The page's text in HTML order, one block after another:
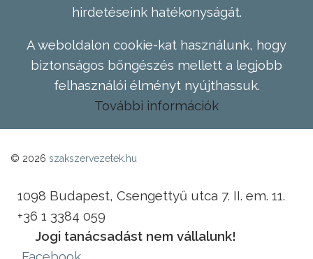
hirdetéseink hatékonyságát.
A weboldalon cookie-kat használunk, hogy
biztonságos böngészés mellett a legjobb
felhasználói élményt nyújthassuk.
További információk
© 2026 szakszervezetek.hu
1098 Budapest, Csengettyű utca 7. II. em. 11.
+36 1 3384 059
Jogi tanácsadást nem vállalunk!